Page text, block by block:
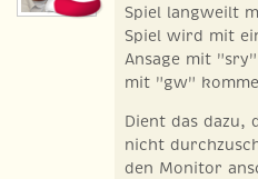
Spiel langweilt
Spiel wird mit
Ansage mit
mit "gw"
Dient das dazu,
nicht
den Monitor